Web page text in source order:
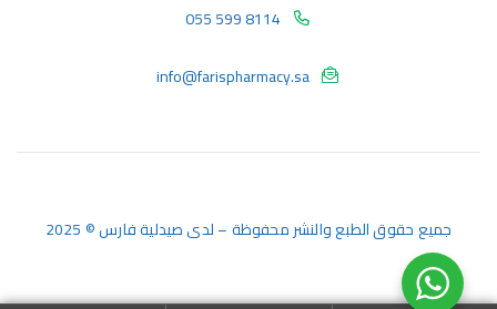
055 599 8114
info@farispharmacy.sa
جميع حقوق الطبع والنشر محفوظة – لدى صيدلية فارس © 2025